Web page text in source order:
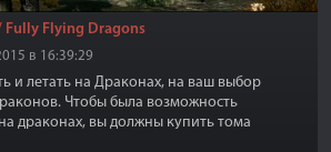
Fully Flying Dragons
в 16:39:29
и летать на Драконах, на ваш выбор
Чтобы была возможность
драконах, вы должны купить тома